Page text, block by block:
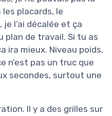
placards, le
l’ai décalée et ça
plan de travail. Si tu as
ira mieux. Niveau poids,
n’est pas un truc que
secondes, surtout une
Il y a des grilles sur